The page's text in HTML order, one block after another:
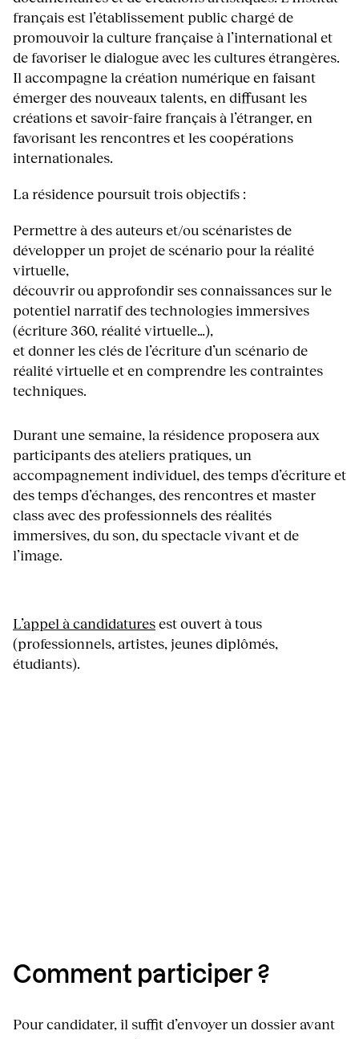
français est l’établissement public chargé de
promouvoir la culture française à l’international et
de favoriser le dialogue avec les cultures étrangères.
Il accompagne la création numérique en faisant
émerger des nouveaux talents, en diffusant les
créations et savoir-faire français à l’étranger, en
favorisant les rencontres et les coopérations
internationales.
La résidence poursuit trois objectifs :
Permettre à des auteurs et/ou scénaristes de
développer un projet de scénario pour la réalité
virtuelle,
découvrir ou approfondir ses connaissances sur le
potentiel narratif des technologies immersives
(écriture 360, réalité virtuelle…),
et donner les clés de l’écriture d’un scénario de
réalité virtuelle et en comprendre les contraintes
techniques.
Durant une semaine, la résidence proposera aux
participants des ateliers pratiques, un
accompagnement individuel, des temps d’écriture et
des temps d’échanges, des rencontres et master
class avec des professionnels des réalités
immersives, du son, du spectacle vivant et de
l’image.
L’appel à candidaturesest ouvert à tous
(professionnels, artistes, jeunes diplômés,
étudiants).
Comment participer ?
Pour candidater, il suffit d’envoyer un dossier avant